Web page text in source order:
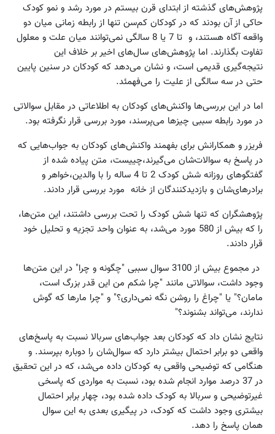
پژوهش‌های گذشته از ابتدای قرن بیستم در مورد رشد و نمو کودک
حاکی از آن بودند که در کودکان کم‌سن تنها از رابطه زمانی میان دو
واقعه آگاه هستند، و تا 7 یا 8 سالگی نمی‌توانند میان علت و معلول
تفاوت بگذارند. اما پژوهش‌های سال‌های اخیر بر خلاف این
نتیجه‌گیری قدیمی است، و نشان می‌دهد که کودکان در سنین پایین
حتی در سه سالگی از علیت را می‌فهمئد.
اما در این بررسی‌ها واکنش‌های کودکان به اطلاعاتی در مقابل سوالاتی
در مورد رابطه سببی چیزها می‌پرسند، مورد بررسی قرار نگرفته بود.
فریزر و همکارانش برای بفهمند واکنش‌های کودکان به جواب‌هایی که
در پاسخ به سوالات‌شان می‌گیرند،‌چییست، متن پیاده شده از
گفتگوهای روزانه شش کودک 2 تا 4 ساله را با والدین،‌خواهر و
برادرهای‌شان و بازدیدکنندگان از خانه مورد بررسی قرار دادند.
پژوهشگران که تنها شش کودک را تحت بررسی داشتند،‌ این متن‌ها،‌
را که بیش از 580 مورد می‌شد، به عنوان واحد تجزیه و تحلیل خود
قرار دادند.
در مجموع بیش از 3100 سوال سببی "چگونه و چرا" در این متن‌ها
وجود داشت، سوالاتی مانند "چرا شکم من این قدر بزرگ است،
مامان؟" یا "چراغ را روشن نگه نمی‌داری؟" و "چرا مارها که گوش
ندارند، می‌تواند بشنوند؟"
نتایج نشان داد که کودکان بعد جواب‌های سربالا نسبت به پاسخ‌های
واقعی دو برابر احتمال بیشتر دارد که سوال‌شان را دوباره بپرسند. و
هنگامی که توضیحی واقعی به کودکان داده می‌شد، که در این تحقیق
در 37 درصد موارد انجام شده بود، نسبت به مواردی که پاسخی
غیرتوضیحی و سربالا به کودک داده شده بود، چهار برابر احتمال
بیشتری وجود داشت که کودک، در پیگیری بعدی به این سوال
همان پاسخ را دهد.